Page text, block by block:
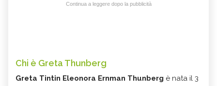
Continua a leggere dopo la pubblicità
Chi è Greta Thunberg
Greta Tintin Eleonora Ernman Thunberg è nata il 3